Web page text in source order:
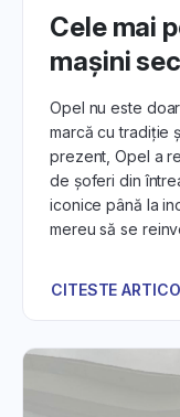
Cele mai
mașini
Opel nu este
marcă cu tradiție
prezent, Opel a
de șoferi din
iconice până la
mereu să se
CITESTE